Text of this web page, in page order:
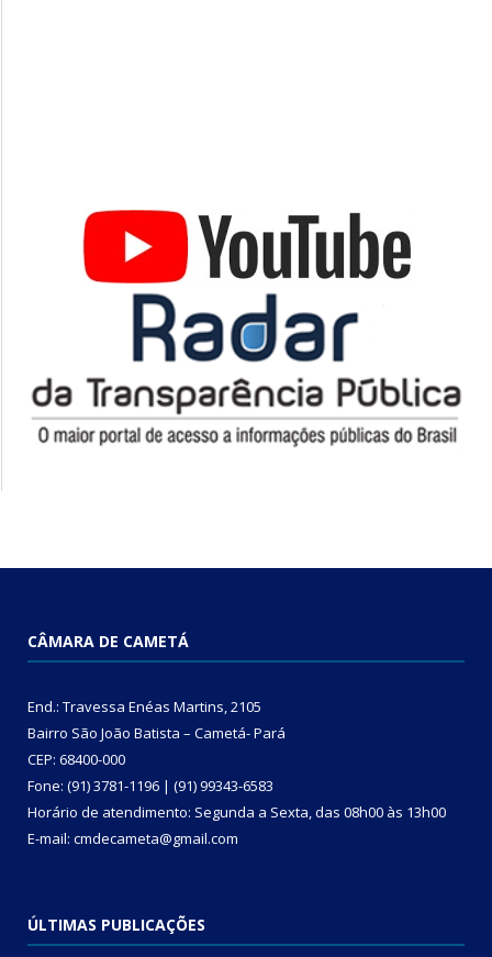
CÂMARA DE CAMETÁ
End.: Travessa Enéas Martins, 2105
Bairro São João Batista – Cametá- Pará
CEP: 68400-000
Fone: (91) 3781-1196 | (91) 99343-6583
Horário de atendimento: Segunda a Sexta, das 08h00 às 13h00
E-mail: cmdecameta@gmail.com
ÚLTIMAS PUBLICAÇÕES